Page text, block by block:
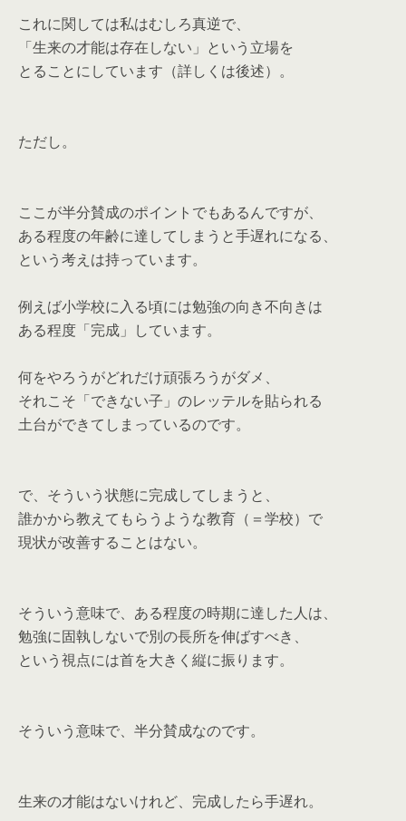
これに関しては私はむしろ真逆で、
「生来の才能は存在しない」という立場を
とることにしています（詳しくは後述）。
ただし。
ここが半分賛成のポイントでもあるんですが、
ある程度の年齢に達してしまうと手遅れになる、
という考えは持っています。
例えば小学校に入る頃には勉強の向き不向きは
ある程度「完成」しています。
何をやろうがどれだけ頑張ろうがダメ、
それこそ「できない子」のレッテルを貼られる
土台ができてしまっているのです。
で、そういう状態に完成してしまうと、
誰かから教えてもらうような教育（＝学校）で
現状が改善することはない。
そういう意味で、ある程度の時期に達した人は、
勉強に固執しないで別の長所を伸ばすべき、
という視点には首を大きく縦に振ります。
そういう意味で、半分賛成なのです。
生来の才能はないけれど、完成したら手遅れ。